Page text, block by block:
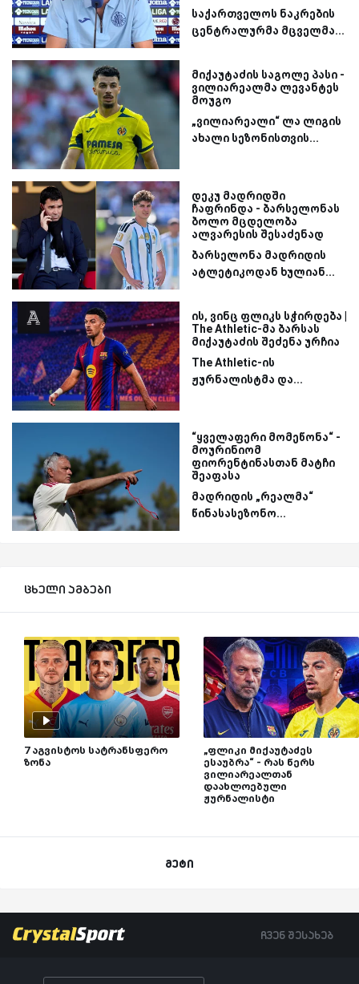
საქართველოს ნაკრების
ცენტრალურმა მცველმა...
მიქაუტაძის საგოლე პასი -
ვილიარეალმა ლევანტეს
მოუგო
„ვილიარეალი“ ლა ლიგის
ახალი სეზონისთვის...
დეკუ მადრიდში
ჩაფრინდა - ბარსელონას
ბოლო მცდელობა
ალვარესის შესაძენად
ბარსელონა მადრიდის
ატლეტიკოდან ხულიან...
ის, ვინც ფლიკს სჭირდება |
The Athletic-მა ბარსას
მიქაუტაძის შეძენა ურჩია
The Athletic-ის
ჟურნალისტმა და...
“ყველაფერი მომეწონა“ -
მოურინიომ
ფიორენტინასთან მატჩი
შეაფასა
მადრიდის „რეალმა“
წინასასეზონო...
ცხელი ამბები
7 აგვისტოს სატრანსფერო
ზონა
„ფლიკი მიქაუტაძეს
ესაუბრა“ - რას წერს
ვილიარეალთან
დაახლოებული
ჟურნალისტი
მეტი
ჩვენ შესახებ